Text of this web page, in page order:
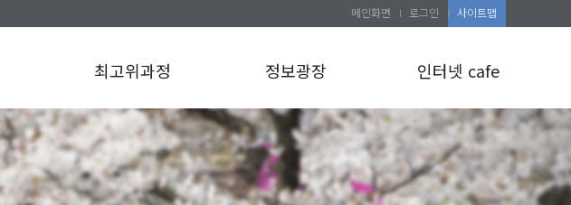
메인화면 로그인 사이트맵
최고위과정 정보광장 인터넷 cafe